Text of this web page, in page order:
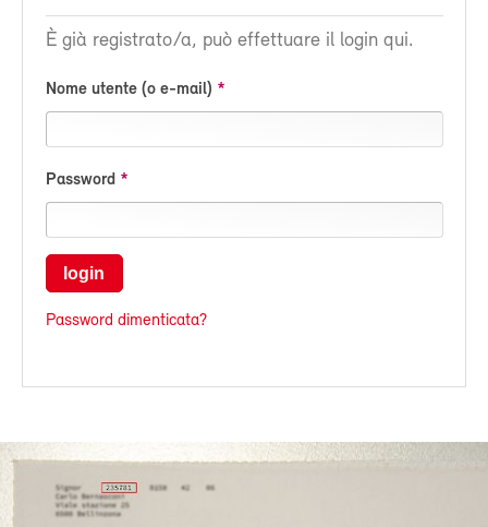
È già registrato/a, può effettuare il login qui.
Nome utente (o e-mail)
Password
login
Password dimenticata?